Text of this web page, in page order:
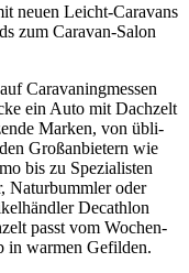
neuen Leicht-Cara­vans
zum Caravan-Salon
Cara­va­ning­messen
ein Auto mit Dach­zelt
Marken, von übli­
Groß­an­bie­tern wie
bis zu Spezia­listen
Natur­bummler oder
Deca­thlon
passt vom Wochen­
in warmen Gefilden.